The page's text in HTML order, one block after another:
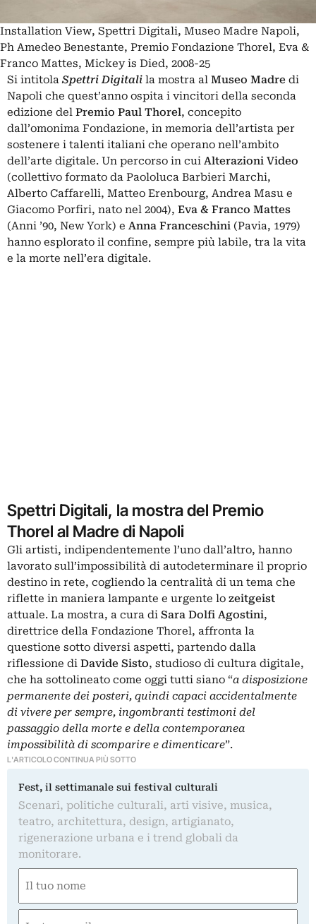
Installation View, Spettri Digitali, Museo Madre Napoli,
Ph Amedeo Benestante, Premio Fondazione Thorel, Eva &
Franco Mattes, Mickey is Died, 2008-25
Si intitolaSpettri Digitali la mostra al Museo Madre di
Napoli che quest’anno ospita i vincitori della seconda
edizione del Premio Paul Thorel, concepito
dall’omonima Fondazione, in memoria dell’artista per
sostenere i talenti italiani che operano nell’ambito
dell’arte digitale. Un percorso in cui Alterazioni Video
(collettivo formato da Paololuca Barbieri Marchi,
Alberto Caffarelli, Matteo Erenbourg, Andrea Masu e
Giacomo Porfiri, nato nel 2004), Eva & Franco Mattes
(Anni ’90, New York) e Anna Franceschini (Pavia, 1979)
hanno esplorato il confine, sempre più labile, tra la vita
e la morte nell’era digitale.
Spettri Digitali, la mostra del Premio
Thorel al Madre di Napoli
Gli artisti, indipendentemente l’uno dall’altro, hanno
lavorato sull’impossibilità di autodeterminare il proprio
destino in rete, cogliendo la centralità di un tema che
riflette in maniera lampante e urgente lo zeitgeist
attuale. La mostra, a cura di Sara Dolfi Agostini,
direttrice della Fondazione Thorel, affronta la
questione sotto diversi aspetti, partendo dalla
riflessione di Davide Sisto, studioso di cultura digitale,
che ha sottolineato come oggi tutti siano “a disposizione
permanente dei posteri, quindi capaci accidentalmente
di vivere per sempre, ingombranti testimoni del
passaggio della morte e della contemporanea
impossibilità di scomparire e dimenticare”.
L'ARTICOLO CONTINUA PIÙ SOTTO
Fest, il settimanale sui festival culturali
Scenari, politiche culturali, arti visive, musica,
teatro, architettura, design, artigianato,
rigenerazione urbana e i trend globali da
monitorare.
(Obbligatorio)
Nome